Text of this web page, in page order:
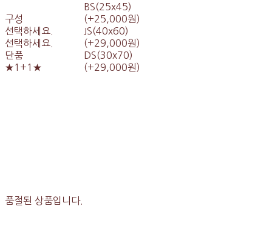
구성
선택하세요.
선택하세요.
단품
★1+1★
BS(25x45)
(+25,000원)
JS(40x60)
(+29,000원)
DS(30x70)
(+29,000원)
품절된 상품입니다.